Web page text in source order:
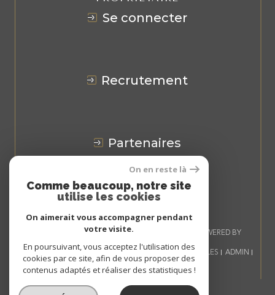
se connecter
recrutement
partenaires
Avis
CLIENTS
© 2026 | TOUS DROITS RÉSERVÉS | TRADUCTION POWERED BY
GOOGLE |
NOS HONORAIRES
PLAN DU SITE MENTIONS LÉGALES
ADMIN
NOS LIENS
POLITIQUE RGPD COOKIES
On en reste là
Comme beaucoup, notre site
utilise les cookies
On aimerait vous accompagner pendant
votre visite.
En poursuivant, vous acceptez l'utilisation des
cookies par ce site, afin de vous proposer des
contenus adaptés et réaliser des statistiques !